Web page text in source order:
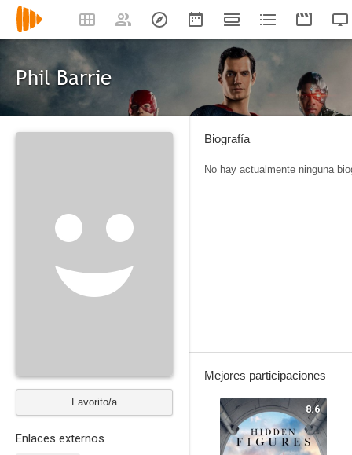
Phil Barrie
Favorito/a
Enlaces externos
Biografía
No hay actualmente ninguna
Mejores participaciones
8.6